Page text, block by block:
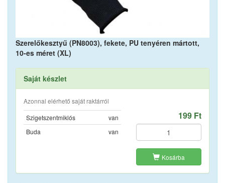
Szerelőkesztyű (PN8003), fekete, PU tenyéren mártott,
10-es méret (XL)
Saját készlet
Azonnal elérhető saját raktárról
Szigetszentmiklós
van
Buda
van
199 Ft
Kosárba